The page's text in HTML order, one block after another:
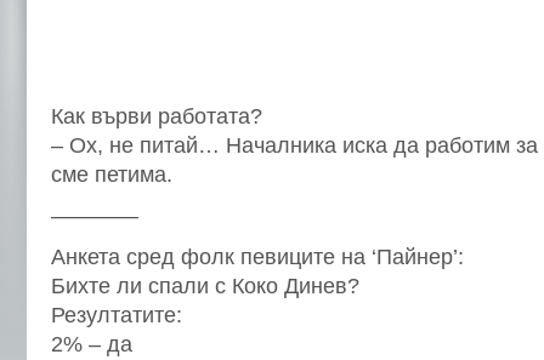
Как върви работата?
– Ох, не питай… Началника иска да работим
сме петима.
————
Анкета сред фолк певиците на ‘Пайнер’:
Бихте ли спали с Коко Динев?
Резултатите:
2% – да